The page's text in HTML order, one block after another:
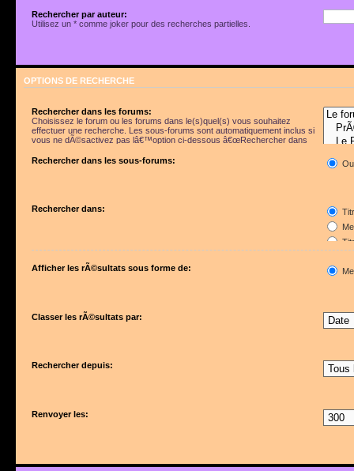
Rechercher par auteur:
Utilisez un * comme joker pour des recherches partielles.
OPTIONS DE RECHERCHE
Rechercher dans les forums:
Choisissez le forum ou les forums dans le(s)quel(s) vous souhaitez
effectuer une recherche. Les sous-forums sont automatiquement inclus si
vous ne dÃ©sactivez pas lâ€™option ci-dessous â€œRechercher dans
Rechercher dans les sous-forums:
Rechercher dans:
Afficher les rÃ©sultats sous forme de:
Classer les rÃ©sultats par:
Rechercher depuis:
Renvoyer les: